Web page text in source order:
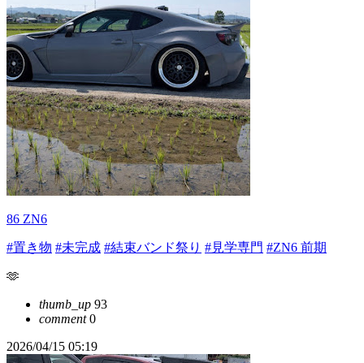
86 ZN6
#置き物 #未完成 #結束バンド祭り #見学専門 #ZN6 前期
🫶
thumb_up 93
comment0
2026/04/15 05:19